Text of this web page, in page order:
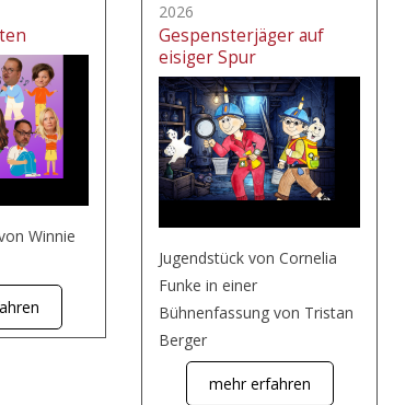
Winnie
2026
Gespensterjäger auf
eisiger Spur
Jugendstück von Cornelia
Funke in einer
Bühnenfassung von Tristan
Berger
mehr erfahren